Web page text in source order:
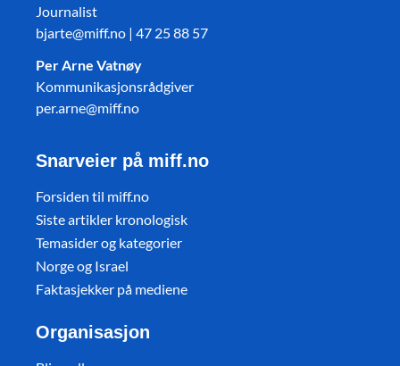
Journalist
bjarte@miff.no | 47 25 88 57
Per Arne Vatnøy
Kommunikasjonsrådgiver
per.arne@miff.no
Snarveier på miff.no
Forsiden til miff.no
Siste artikler kronologisk
Temasider og kategorier
Norge og Israel
Faktasjekker på mediene
Organisasjon